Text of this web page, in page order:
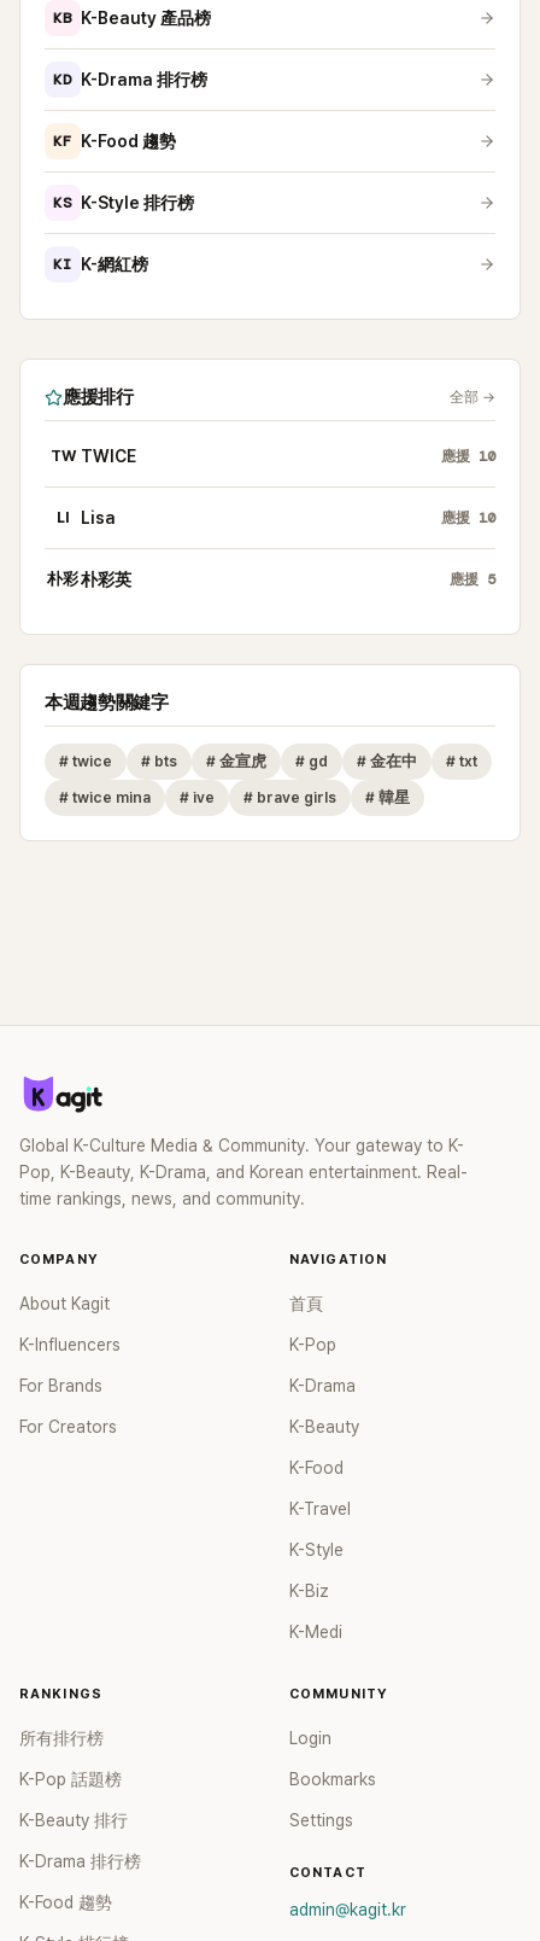
KB K-Beauty 產品榜
KD K-Drama 排行榜
KF K-Food 趨勢
KS K-Style 排行榜
KI K-網紅榜
應援排行 全部 →
TW TWICE 應援 10
LI Lisa 應援 10
朴彩朴彩英 應援 5
本週趨勢關鍵字
# twice # bts # 金宣虎 # gd # 金在中 # txt
# twice mina # ive # brave girls # 韓星
Global K-Culture Media & Community. Your gateway to K-
Pop, K-Beauty, K-Drama, and Korean entertainment. Real-
time rankings, news, and community.
COMPANY
About Kagit
K-Influencers
For Brands
For Creators
NAVIGATION
首頁
K-Pop
K-Drama
K-Beauty
K-Food
K-Travel
K-Style
K-Biz
K-Medi
RANKINGS
所有排行榜
K-Pop 話題榜
K-Beauty 排行
K-Drama 排行榜
K-Food 趨勢
COMMUNITY
Login
Bookmarks
Settings
CONTACT
admin@kagit.kr